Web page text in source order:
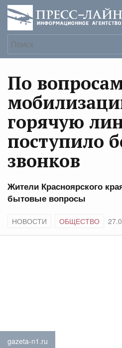
По
горячую
поступило
звонков
Жители Красноярского
бытовые вопросы
НОВОСТИ ОБЩЕСТВО
gazeta-n1.ru